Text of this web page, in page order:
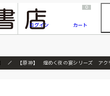
『ONE PIECE magazine 021 ONE PIECEカード付き同梱版』発売延期のご案内
ログイン
0
カート
【原神】 煌めく夜の宴シリーズ ア